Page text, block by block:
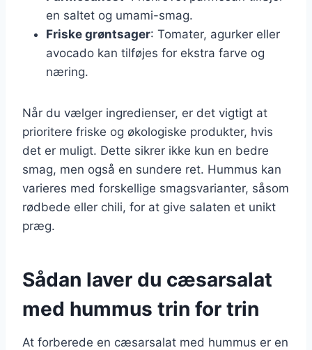
en saltet og umami-smag.
Friske grøntsager: Tomater, agurker eller
avocado kan tilføjes for ekstra farve og
næring.
Når du vælger ingredienser, er det vigtigt at
prioritere friske og økologiske produkter, hvis
det er muligt. Dette sikrer ikke kun en bedre
smag, men også en sundere ret. Hummus kan
varieres med forskellige smagsvarianter, såsom
rødbede eller chili, for at give salaten et unikt
præg.
Sådan laver du cæsarsalat
med hummus trin for trin
At forberede en cæsarsalat med hummus er en